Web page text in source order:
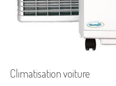
Climatisation voiture